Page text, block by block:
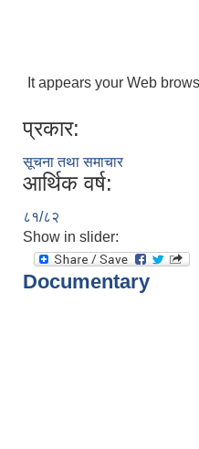
It appears your Web
प्रकार:
सूचना तथा समाचार
आर्थिक वर्ष:
८१/८२
Show in slider:
Documentary